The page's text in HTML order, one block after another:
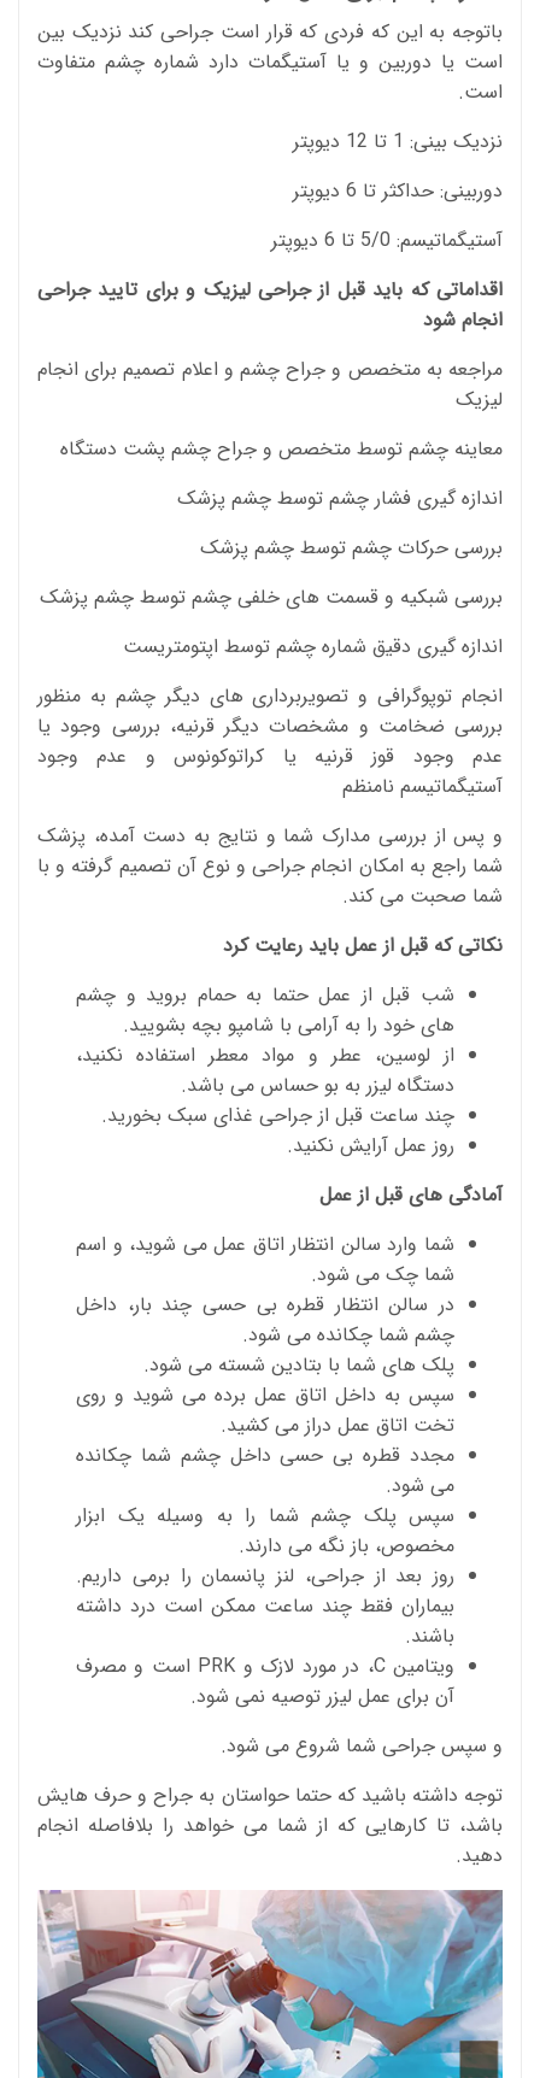
باتوجه به این که فردی که قرار است جراحی کند نزدیک بین
است یا دوربین و یا آستیگمات دارد شماره چشم متفاوت
است.
نزدیک بینی: 1 تا 12 دیوپتر
دوربینی: حداکثر تا 6 دیوپتر
آستیگماتیسم: 5/0 تا 6 دیوپتر
اقداماتی که باید قبل از جراحی لیزیک و برای تایید جراحی
انجام شود
مراجعه به متخصص و جراح چشم و اعلام تصمیم برای انجام
لیزیک
معاینه چشم توسط متخصص و جراح چشم پشت دستگاه
اندازه گیری فشار چشم توسط چشم پزشک
بررسی حرکات چشم توسط چشم پزشک
بررسی شبکیه و قسمت های خلفی چشم توسط چشم پزشک
اندازه گیری دقیق شماره چشم توسط اپتومتریست
انجام توپوگرافی و تصویربرداری های دیگر چشم به منظور
بررسی ضخامت و مشخصات دیگر قرنیه، بررسی وجود یا
عدم وجود قوز قرنیه یا کراتوکونوس و عدم وجود
آستیگماتیسم نامنظم
و پس از بررسی مدارک شما و نتایج به دست آمده، پزشک
شما راجع به امکان انجام جراحی و نوع آن تصمیم گرفته و با
شما صحبت می کند.
نکاتی که قبل از عمل باید رعایت کرد
شب قبل از عمل حتما به حمام بروید و چشم
های خود را به آرامی با شامپو بچه بشویید.
از لوسین، عطر و مواد معطر استفاده نکنید،
دستگاه لیزر به بو حساس می باشد.
چند ساعت قبل از جراحی غذای سبک بخورید.
روز عمل آرایش نکنید.
آمادگی های قبل از عمل
شما وارد سالن انتظار اتاق عمل می شوید، و اسم
شما چک می شود.
در سالن انتظار قطره بی حسی چند بار، داخل
چشم شما چکانده می شود.
پلک های شما با بتادین شسته می شود.
سپس به داخل اتاق عمل برده می شوید و روی
تخت اتاق عمل دراز می کشید.
مجدد قطره بی حسی داخل چشم شما چکانده
می شود.
سپس پلک چشم شما را به وسیله یک ابزار
مخصوص، باز نگه می دارند.
روز بعد از جراحی، لنز پانسمان را برمی داریم.
بیماران فقط چند ساعت ممکن است درد داشته
باشند.
ویتامین C، در مورد لازک و PRK است و مصرف
آن برای عمل لیزر توصیه نمی شود.
و سپس جراحی شما شروع می شود.
توجه داشته باشید که حتما حواستان به جراح و حرف هایش
باشد، تا کارهایی که از شما می خواهد را بلافاصله انجام
دهید.